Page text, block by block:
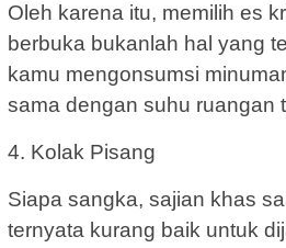
Oleh karena itu, memilih es
berbuka bukanlah hal yang
kamu mengonsumsi
sama dengan suhu ruangan
4. Kolak Pisang
Siapa sangka, sajian khas
ternyata kurang baik untuk